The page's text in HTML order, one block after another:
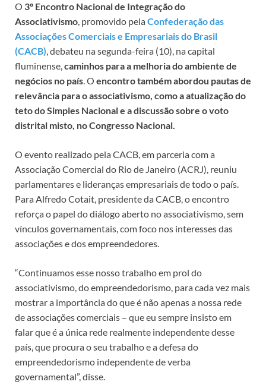
O 3º Encontro Nacional de Integração do
Associativismo, promovido pelaConfederação das
Associações Comerciais e Empresariais do Brasil
(CACB), debateu na segunda-feira (10), na capital
fluminense,caminhos para a melhoria do ambiente de
negócios no país. O encontro também abordou pautas de
relevância para o associativismo, como a atualização do
teto do Simples Nacional e a discussão sobre o voto
distrital misto, no Congresso Nacional.
O evento realizado pela CACB, em parceria com a
Associação Comercial do Rio de Janeiro (ACRJ), reuniu
parlamentares e lideranças empresariais de todo o país.
Para Alfredo Cotait, presidente da CACB, o encontro
reforça o papel do diálogo aberto no associativismo, sem
vínculos governamentais, com foco nos interesses das
associações e dos empreendedores.
“Continuamos esse nosso trabalho em prol do
associativismo, do empreendedorismo, para cada vez mais
mostrar a importância do que é não apenas a nossa rede
de associações comerciais – que eu sempre insisto em
falar que é a única rede realmente independente desse
país, que procura o seu trabalho e a defesa do
empreendedorismo independente de verba
governamental”, disse.